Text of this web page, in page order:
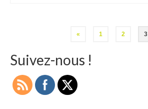
Pagination
des
publications
« 1 2 3
Suivez-nous !